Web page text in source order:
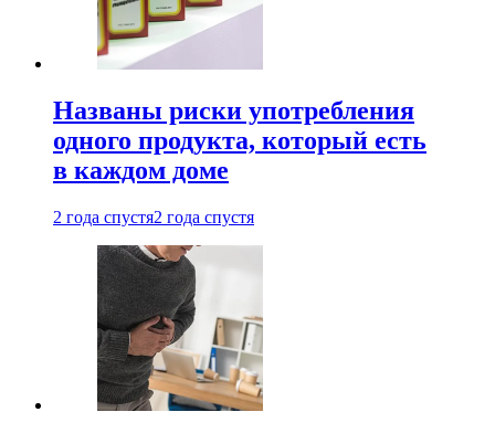
Названы риски употребления
одного продукта, который есть
в каждом доме
2 года спустя2 года спустя